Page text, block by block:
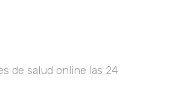
de salud online las 24